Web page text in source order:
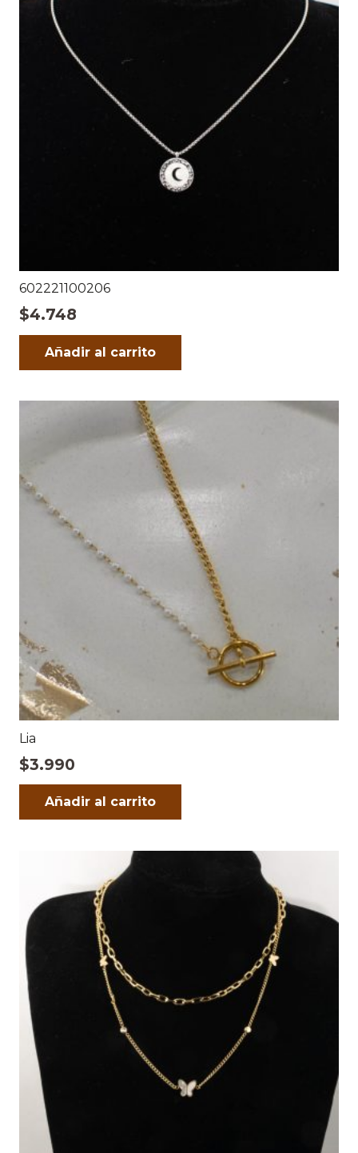
602221100206
$4.748
Añadir al carrito
Lia
$3.990
Añadir al carrito